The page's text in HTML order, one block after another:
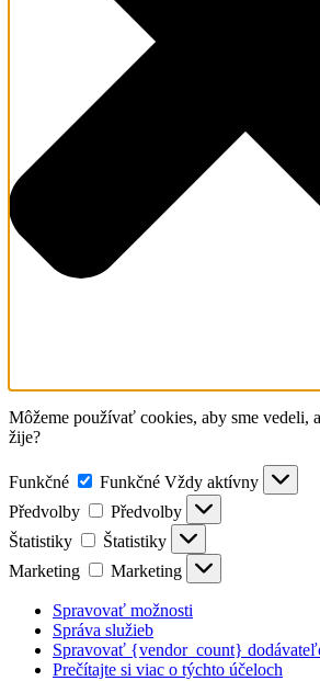
Môžeme používať cookies, aby sme vedeli,
žije?
Funkčné Funkčné Vždy aktívny
Předvolby
Předvolby
Štatistiky
Štatistiky
Marketing
Marketing
Spravovať možnosti
Správa služieb
Spravovať {vendor_count}
Prečítajte si viac o týchto účeloch